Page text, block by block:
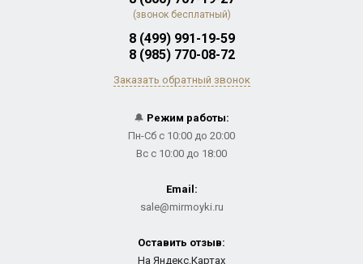
(звонок бесплатный)
8 (499) 991-19-59
8 (985) 770-08-72
Заказать обратный звонок
🔔 Режим работы:
Пн-Сб с 10:00 до 20:00
Вс с 10:00 до 18:00
Email:
sale@mirmoyki.ru
Оставить отзыв:
На Яндекс.Картах